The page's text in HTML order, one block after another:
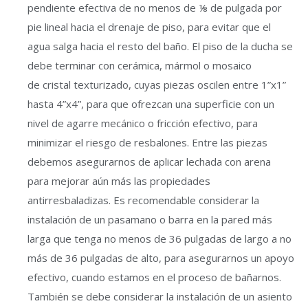
pendiente efectiva de no menos de ⅛ de pulgada por
pie lineal hacia el drenaje de piso, para evitar que el
agua salga hacia el resto del baño. El piso de la ducha se
debe terminar con cerámica, mármol o mosaico
de cristal texturizado, cuyas piezas oscilen entre 1”x1”
hasta 4”x4”, para que ofrezcan una superficie con un
nivel de agarre mecánico o fricción efectivo, para
minimizar el riesgo de resbalones. Entre las piezas
debemos asegurarnos de aplicar lechada con arena
para mejorar aún más las propiedades
antirresbaladizas. Es recomendable considerar la
instalación de un pasamano o barra en la pared más
larga que tenga no menos de 36 pulgadas de largo a no
más de 36 pulgadas de alto, para asegurarnos un apoyo
efectivo, cuando estamos en el proceso de bañarnos.
También se debe considerar la instalación de un asiento